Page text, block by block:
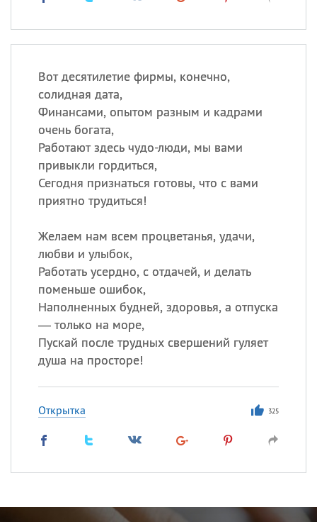
Вот десятилетие фирмы, конечно,
солидная дата,
Финансами, опытом разным и кадрами
очень богата,
Работают здесь чудо-люди, мы вами
привыкли гордиться,
Сегодня признаться готовы, что с вами
приятно трудиться!
Желаем нам всем процветанья, удачи,
любви и улыбок,
Работать усердно, с отдачей, и делать
поменьше ошибок,
Наполненных будней, здоровья, а отпуска
— только на море,
Пускай после трудных свершений гуляет
душа на просторе!
Открытка 325